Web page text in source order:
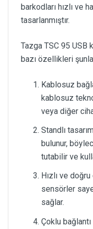
barkodları hızlı ve
tasarlanmıştır.
Tazga TSC 95 USB
bazı özellikleri
Kablosuz
kablosuz
veya diğer
Standlı
bulunur,
tutabilir ve
Hızlı ve
sensörler
sağlar.
Çoklu